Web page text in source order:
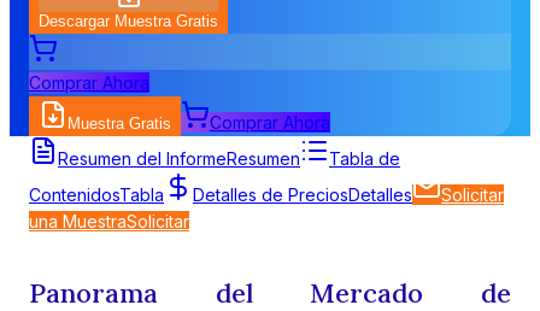
Descargar Muestra Gratis
Comprar Ahora
Muestra Gratis
Comprar Ahora
Resumen del InformeResumen
Tabla de
ContenidosTabla Detalles de PreciosDetalles
Solicitar
una MuestraSolicitar
Panorama del Mercado de